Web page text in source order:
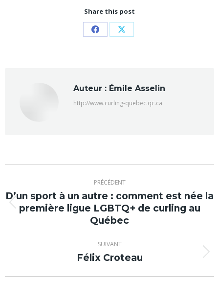
Share this post
PartagerPartager
Auteur : Émile Asselin
http://www.curling-quebec.qc.ca
Navigation
article
PRÉCÉDENT
Article
précédent
D’un sport à un autre : comment est née la
première ligue LGBTQ+ de curling au
Québec
SUIVANT
Article
Félix Croteau